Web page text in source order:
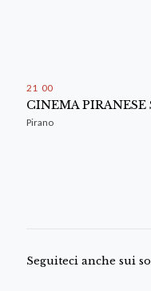
21 00
CINEMA
Pirano
Seguiteci anche sui